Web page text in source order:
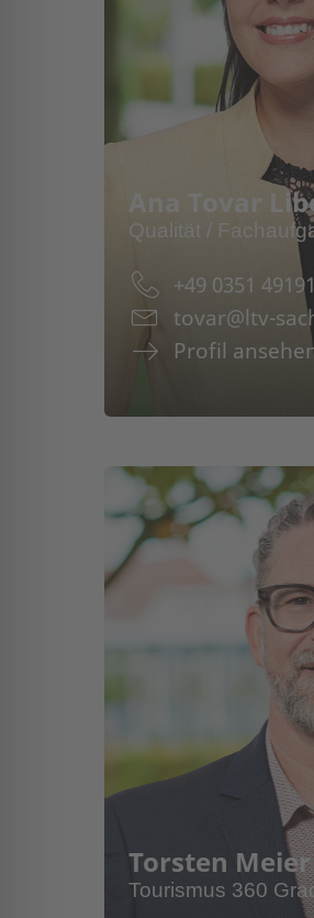
Ana Tovar
Qualität /
+49 0351
tovar@ltv-
Profil
Torsten Meier
Tourismus 360